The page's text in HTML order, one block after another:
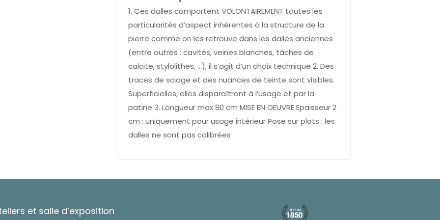
1. Ces dalles comportent VOLONTAIREMENT toutes les
particularités d’aspect inhérentes à la structure de la
pierre comme on les retrouve dans les dalles anciennes
(entre autres : cavités, veines blanches, tâches de
calcite, stylolithes, …), il s’agit d’un choix technique 2. Des
traces de sciage et des nuances de teinte sont visibles.
Superficielles, elles disparaîtront à l’usage et par la
patine 3. Longueur max 80 cm MISE EN OEUVRE Epaisseur 2
cm : uniquement pour usage intérieur Pose sur plots : les
dalles ne sont pas calibrées
et salle d’exposition